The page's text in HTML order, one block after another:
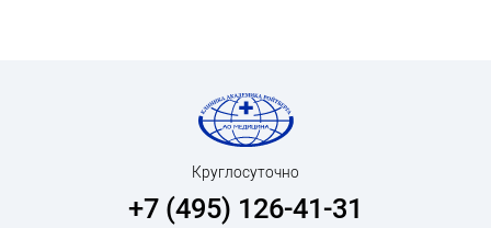
Круглосуточно
+7 (495) 126-41-31